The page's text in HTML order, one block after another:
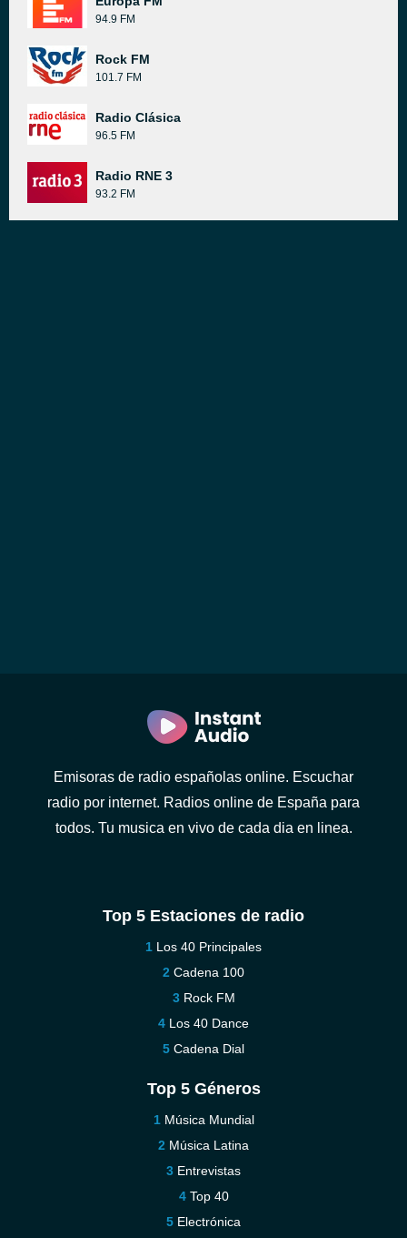
94.9 FM
Rock FM
101.7 FM
Radio Clásica
96.5 FM
Radio RNE 3
93.2 FM
Emisoras de radio españolas online. Escuchar
radio por internet. Radios online de España para
todos. Tu musica en vivo de cada dia en linea.
Top 5 Estaciones de radio
Los 40 Principales
Cadena 100
Rock FM
Los 40 Dance
Cadena Dial
Top 5 Géneros
Música Mundial
Música Latina
Entrevistas
Top 40
Electrónica